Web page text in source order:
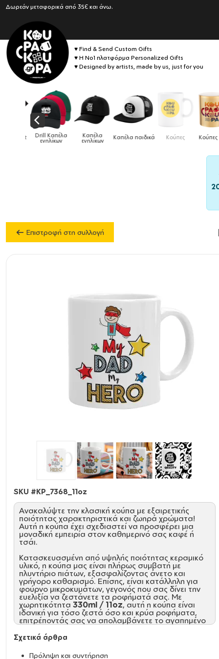
Δωρεάν μεταφορικά από 35€ και άνω.
♥ Find & Send Custom Gifts
♥ Η No1 πλατφόρμα Personalized Gifts
♥ Designed by artists, made by us, just for you
Drill Καπέλα
ενηλίκων
Καπέλα
ενηλίκων Καπέλα παιδικά Κούπες Κούπες
Επιστροφή στη συλλογή
SKU #KP_7368_11oz
Ανακαλύψτε την κλασική κούπα με εξαιρετικής
ποιότητας χαρακτηριστικά και ζωηρά χρώματα!
Αυτή η κούπα έχει σχεδιαστεί να προσφέρει μια
μοναδική εμπειρία στον καθημερινό σας καφέ ή
τσάι.
Κατασκευασμένη από υψηλής ποιότητας κεραμικό
υλικό, η κούπα μας είναι πλήρως συμβατή με
πλυντήριο πιάτων, εξασφαλίζοντας άνετο και
γρήγορο καθαρισμό. Επίσης, είναι κατάλληλη για
φούρνο μικροκυμάτων, γεγονός που σας δίνει την
ευελιξία να ζεστάνετε τα ροφήματά σας. Με
χωρητικότητα 330ml / 11oz, αυτή η κούπα είναι
ιδανική για τόσο ζεστά όσο και κρύα ροφήματα,
επιτρέποντάς σας να απολαμβάνετε το αγαπημένο
Η ποιότητα της κούπας μας φτάνει στο επίπεδο
AA+
, προσφέροντας τέλεια γυαλάδα και αντοχή
Σχετικά άρθρα
Πρόληψη και συντήρηση